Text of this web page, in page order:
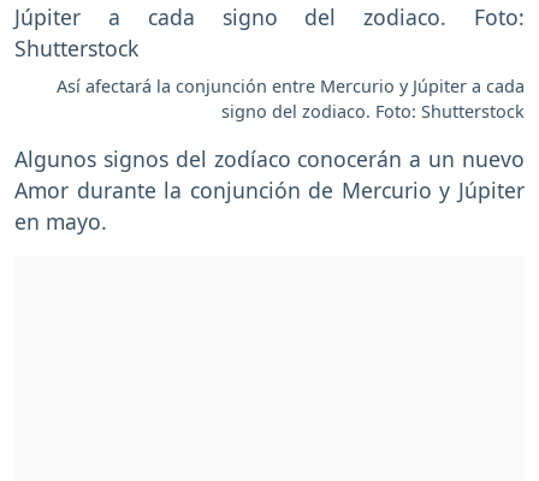
Así afectará la conjunción entre Mercurio y Júpiter a cada
signo del zodiaco. Foto: Shutterstock
Algunos signos del zodíaco conocerán a un nuevo
Amor durante la conjunción de Mercurio y Júpiter
en mayo.